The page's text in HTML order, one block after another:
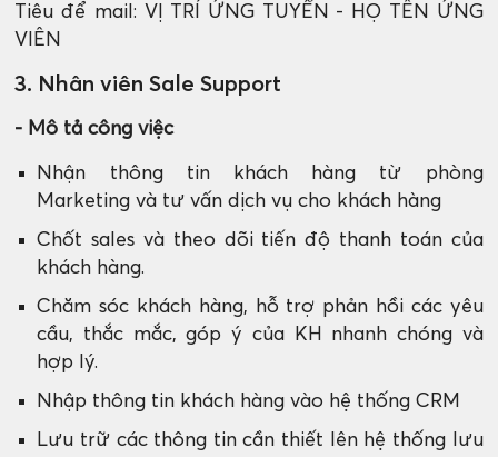
Tiêu để mail: VỊ TRÍ ỨNG TUYỂN - HỌ TÊN ỨNG
VIÊN
3. Nhân viên Sale Support
- Mô tả công việc
Nhận thông tin khách hàng từ phòng
Marketing và tư vấn dịch vụ cho khách hàng
Chốt sales và theo dõi tiến độ thanh toán của
khách hàng.
Chăm sóc khách hàng, hỗ trợ phản hồi các yêu
cầu, thắc mắc, góp ý của KH nhanh chóng và
hợp lý.
Nhập thông tin khách hàng vào hệ thống CRM
Lưu trữ các thông tin cần thiết lên hệ thống lưu